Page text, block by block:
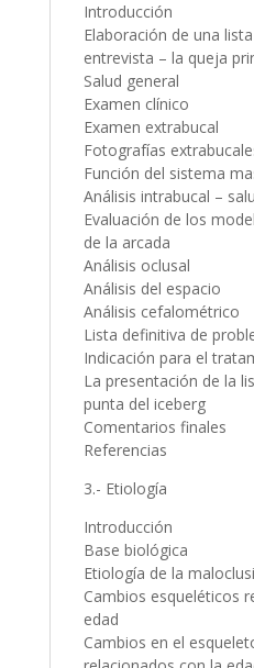
Introducción
Elaboración de una
entrevista – la queja
Salud general
Examen clínico
Examen extrabucal
Fotografías
Función del sistema
Análisis intrabucal –
Evaluación de los
de la arcada
Análisis oclusal
Análisis del espacio
Análisis cefalométrico
Lista definitiva de
Indicación para el
La presentación de la
punta del iceberg
Comentarios finales
Referencias
3.- Etiología
Introducción
Base biológica
Etiología de la
Cambios esqueléticos
edad
Cambios en el